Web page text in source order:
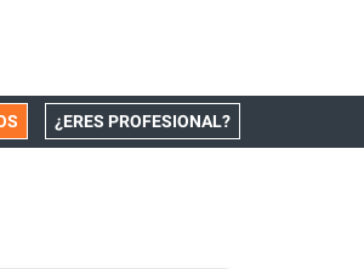
¿ERES PROFESIONAL?